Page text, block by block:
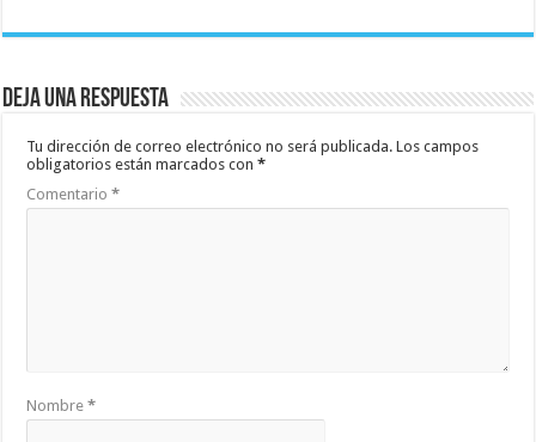
Deja una respuesta
Tu dirección de correo electrónico no será publicada. Los campos
obligatorios están marcados con*
Comentario*
Nombre*